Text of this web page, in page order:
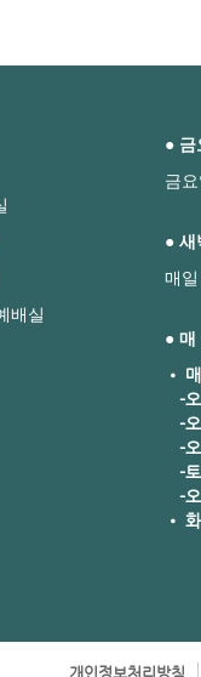
배실
● 금
금
● 새
매
● 매
•
-오
-오
-오
-토
-오
•
개인정보처리방침